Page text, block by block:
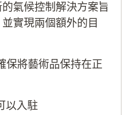
氣候控制解決方案旨
實現兩個額外的目
保將藝術品保持在正
以入駐